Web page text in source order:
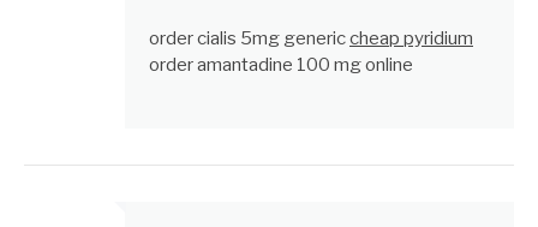
order cialis 5mg genericcheap pyridium
order amantadine 100 mg online